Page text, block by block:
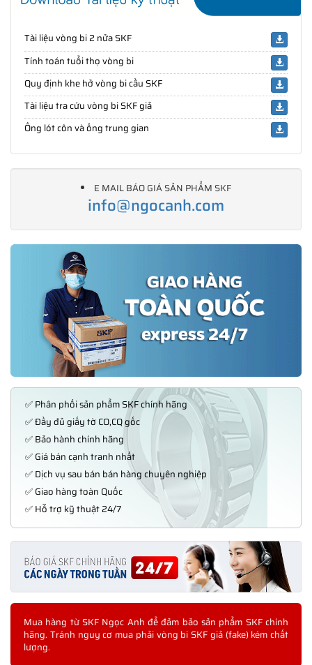
Tài liệu vòng bi 2 nửa SKF
Tính toán tuổi thọ vòng bi
Quy định khe hở vòng bi cầu SKF
Tài liệu tra cứu vòng bi SKF giả
Ống lót côn và ống trung gian
E MAIL BÁO GIÁ SẢN PHẨM SKF
info@ngocanh.com
✅ Phân phối sản phẩm SKF chính hãng
✅ Đầy đủ giấy tờ CO,CQ gốc
✅ Bảo hành chính hãng
✅ Giá bán cạnh tranh nhất
✅ Dịch vụ sau bán bán hàng chuyên nghiệp
✅ Giao hàng toàn Quốc
✅ Hỗ trợ kỹ thuật 24/7
Mua hàng từ SKF Ngọc Anh để đảm bảo sản phẩm SKF chính
hãng. Tránh nguy cơ mua phải vòng bi SKF giả (fake) kém chất
lượng.